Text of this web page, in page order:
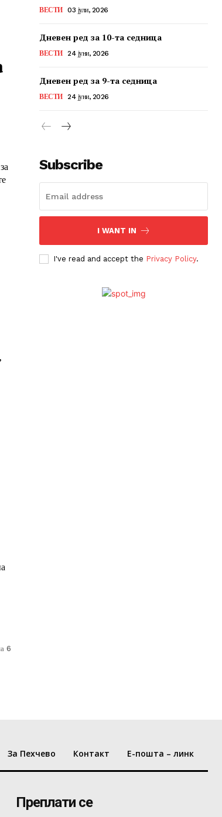
6
ВЕСТИ 03 јули, 2026
Дневен ред за 10-та седница
ВЕСТИ 24 јуни, 2026
Дневен ред за 9-та седница
ВЕСТИ 24 јуни, 2026
Subscribe
I WANT IN
I've read and accept the Privacy Policy.
За Пехчево Контакт Е-пошта – линк
Преплати се